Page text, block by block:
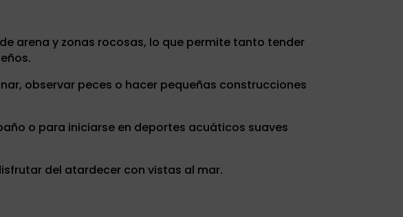
arena y zonas rocosas, lo que permite tanto tender
observar peces o hacer pequeñas construcciones
o para iniciarse en deportes acuáticos suaves
del atardecer con vistas al mar.